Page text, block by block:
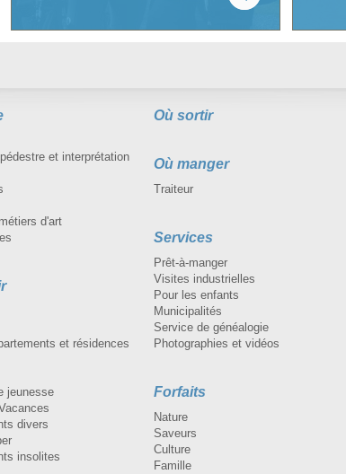
et interprétation
d'art
et résidences
jeunesse
divers
insolites
Où sortir
Où manger
Traiteur
Services
Prêt-à-manger
Visites industrielles
Pour les enfants
Municipalités
Service de généalogie
Photographies et vidéos
Forfaits
Nature
Saveurs
Culture
Famille